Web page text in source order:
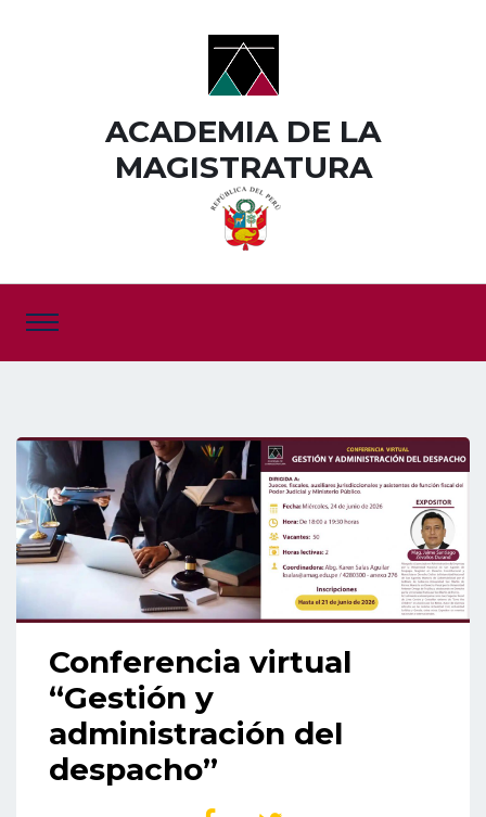
ACADEMIA DE LA
MAGISTRATURA
Conferencia virtual
“Gestión y
administración del
despacho”